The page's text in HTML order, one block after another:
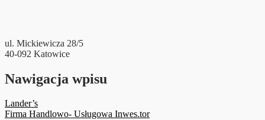
ul. Mickiewicza 28/5
40-092 Katowice
Nawigacja wpisu
Lander’s
Firma Handlowo- Usługowa Inwes.tor